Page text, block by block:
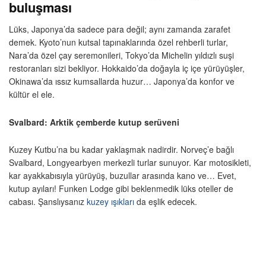
buluşması
Lüks, Japonya’da sadece para değil; aynı zamanda zarafet
demek. Kyoto’nun kutsal tapınaklarında özel rehberli turlar,
Nara’da özel çay seremonileri, Tokyo’da Michelin yıldızlı suşi
restoranları sizi bekliyor. Hokkaido’da doğayla iç içe yürüyüşler,
Okinawa’da ıssız kumsallarda huzur… Japonya’da konfor ve
kültür el ele.
Svalbard: Arktik çemberde kutup serüveni
Kuzey Kutbu’na bu kadar yaklaşmak nadirdir. Norveç’e bağlı
Svalbard, Longyearbyen merkezli turlar sunuyor. Kar motosikleti,
kar ayakkabısıyla yürüyüş, buzullar arasında kano ve… Evet,
kutup ayıları! Funken Lodge gibi beklenmedik lüks oteller de
cabası. Şanslıysanız kuzey ışıkları da eşlik edecek.